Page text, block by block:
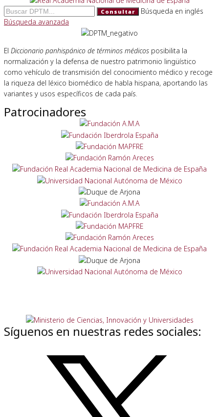
Consultar
Búsqueda en inglés
Búsqueda avanzada
El Diccionario panhispánico de términos médicos posibilita la
normalización y la defensa de nuestro patrimonio lingüístico
como vehículo de transmisión del conocimiento médico y recoge
la riqueza del léxico biomédico de habla hispana, aportando las
variantes y usos específicos de cada país.
Patrocinadores
Síguenos en nuestras redes sociales: